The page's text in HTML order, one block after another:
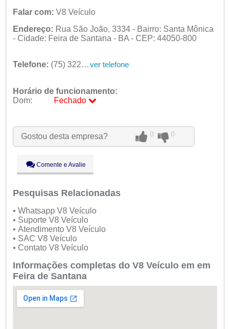
Falar com: V8 Veículo
Endereço: Rua São João, 3334 - Bairro: Santa Mônica
- Cidade: Feira de Santana - BA - CEP: 44050-800
Telefone: (75) 3221-403 ver telefone
Horário de funcionamento:
Dom:
Fechado
Qua:
09:00 - 18:00
Qui:
09:00 - 18:00
Sáb:
Dom:
Fechado
Gostou desta empresa? 0 0
Comente e Avalie
Pesquisas Relacionadas
• Whatsapp V8 Veículo
• Suporte V8 Veículo
• Atendimento V8 Veículo
• SAC V8 Veículo
• Contato V8 Veículo
Informações completas do V8 Veículo em em
Feira de Santana